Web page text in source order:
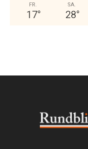
FR.
17°
SA.
28°